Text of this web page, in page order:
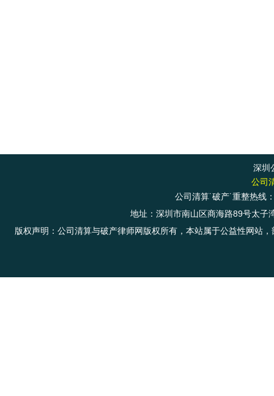
深圳
公司
公司清算˙破产˙重整热线
地址：深圳市南山区商海路89号太
版权声明：公司清算与破产律师网版权所有，本站属于公益性网站